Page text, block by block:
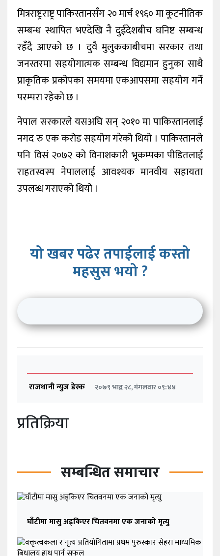
मित्रराष्ट्रराष्ट्र पाकिस्तानसँग २० मार्च १९६० मा कूटनीतिक
सम्बन्ध स्थापित भएदेखि नै दुईदेशबीच घनिष्ट सम्बन्ध
रहँदै आएको छ । दुवै मुलुककाबीचमा सरकार तथा
जनस्तरमा सहयोगात्मक सम्बन्ध विद्यमान हुनुका साथै
प्राकृतिक प्रकोपका समयमा एकआपसमा सहयोग गर्ने
परम्परा रहेको छ ।
नेपाल सरकारले यसअघि सन् २०१० मा पाकिस्तानलाई
नगद रु एक करोड सहयोग गरेको थियो । पाकिस्तानले
पनि विसं २०७२ को विनाशकारी भूकम्पका पीडितलाई
राहतस्वस्प नेपाललाई आवश्यक मानवीय सहायता
उपलब्ध गराएको थियो ।
यो खबर पढेर तपाईलाई कस्तो
महसुस भयो ?
राजधानी न्युज डेस्क २०७९ भाद्र २८, मंगलवार ०९:४४
प्रतिक्रिया
सम्बन्धित समाचार
घाँटीमा मासु अड्किएर चितवनमा एक जनाको मृत्यु